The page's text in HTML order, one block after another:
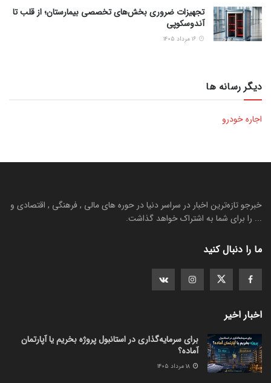
تجهیزات ضروری بخش‌های تخصصی بیمارستان؛ از قلب تا
آندوسکوپی
دیگر رسانه ها
اجاره خودرو
خبرجو تازه‌ترین اخبار در سراسر دنیا در حوره های مالی , فرهنگی , اقتصادی و
... را برای شما به اشتراک خواهد گذاشت.
ما را دنبال کنید
اخبار اخیر
برای سرمایه‌گذاری در استانبول پروژه بخریم یا آپارتمان
آماده؟